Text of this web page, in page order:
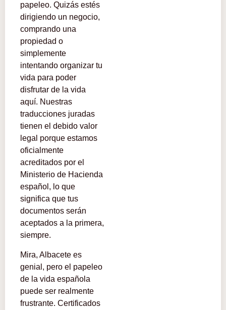
papeleo. Quizás estés
dirigiendo un negocio,
comprando una
propiedad o
simplemente
intentando organizar tu
vida para poder
disfrutar de la vida
aquí. Nuestras
traducciones juradas
tienen el debido valor
legal porque estamos
oficialmente
acreditados por el
Ministerio de Hacienda
español, lo que
significa que tus
documentos serán
aceptados a la primera,
siempre.
Mira, Albacete es
genial, pero el papeleo
de la vida española
puede ser realmente
frustrante. Certificados